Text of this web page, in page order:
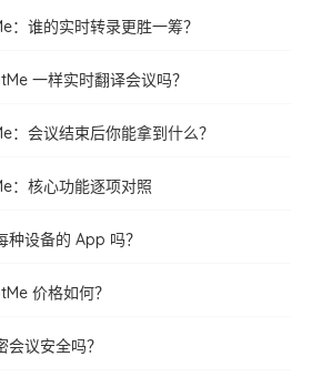
：谁的实时转录更胜一筹？
一样实时翻译会议吗？
：会议结束后你能拿到什么？
：核心功能逐项对照
设备的 App 吗？
价格如何？
议安全吗？